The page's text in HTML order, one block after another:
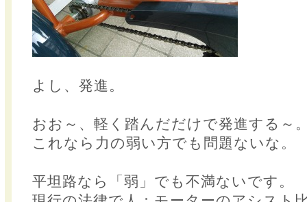
よし、発進。
おお～、軽く踏んだだけで発進する～
これなら力の弱い方でも問題ないな。
平坦路なら「弱」でも不満ないです。